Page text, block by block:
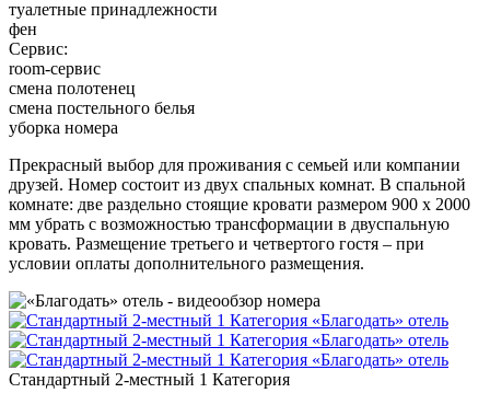
туалетные принадлежности
фен
Сервис:
room-сервис
смена полотенец
смена постельного белья
уборка номера
Прекрасный выбор для проживания с семьей или компании
друзей. Номер состоит из двух спальных комнат. В спальной
комнате: две раздельно стоящие кровати размером 900 х 2000
мм убрать с возможностью трансформации в двуспальную
кровать. Размещение третьего и четвертого гостя – при
условии оплаты дополнительного размещения.
Стандартный 2-местный 1 Категория